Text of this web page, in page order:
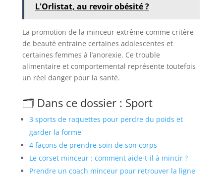
L'Orlistat, au revoir obésité ?
La promotion de la minceur extrême comme critère
de beauté entraine certaines adolescentes et
certaines femmes à l’anorexie. Ce trouble
alimentaire et comportemental représente toutefois
un réel danger pour la santé.
🗂️ Dans ce dossier : Sport
3 sports de raquettes pour perdre du poids et
garder la forme
4 façons de prendre soin de son corps
Le corset minceur : comment aide-t-il à mincir ?
Prendre un coach minceur pour retrouver la ligne